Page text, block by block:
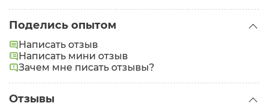
Поделись опытом
Написать отзыв
Написать мини отзыв
Зачем мне писать отзывы?
Отзывы